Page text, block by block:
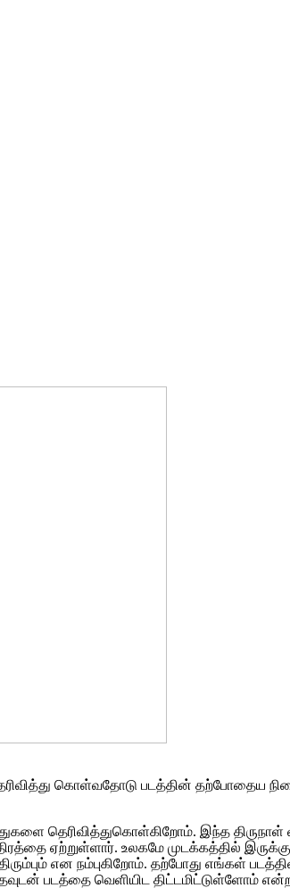
கொள்வதோடு படத்தின் தற்போதைய
தெரிவித்துகொள்கிறோம். இந்த
ஏற்றுள்ளார். உலகமே முடக்கத்தில்
என நம்புகிறோம். தற்போது எங்கள்
படத்தை வெளியிட திட்டமிட்டுள்ளோம்